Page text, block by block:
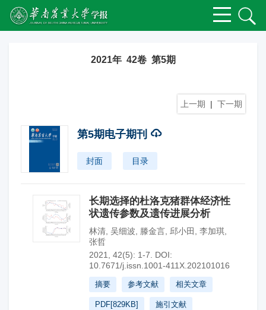
2021年 42卷 第5期
上一期 | 下一期
第5期电子期刊
封面 目录
长期选择的杜洛克猪群体经济性
状遗传参数及遗传进展分析
林清 吴细波 滕金言 邱小田 李加琪
张哲
2021, 42(5): 1-7.
DOI:
10.7671/j.issn.1001-411X.202101016
摘要 参考文献 相关文章
PDF[829KB] 施引文献